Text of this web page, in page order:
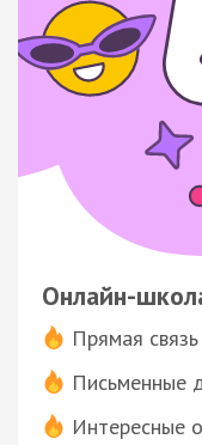
Онлайн-
Прямая
Письменные
Интересные